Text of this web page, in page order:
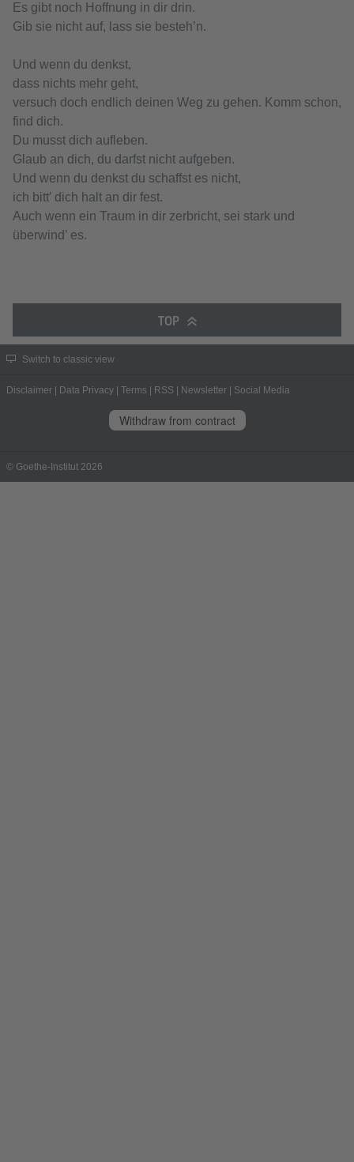
Es gibt noch Hoffnung in dir drin.
Gib sie nicht auf, lass sie besteh’n.
Und wenn du denkst,
dass nichts mehr geht,
versuch doch endlich deinen Weg zu gehen. Komm schon,
find dich.
Du musst dich aufleben.
Glaub an dich, du darfst nicht aufgeben.
Und wenn du denkst du schaffst es nicht,
ich bitt’ dich halt an dir fest.
Auch wenn ein Traum in dir zerbricht, sei stark und
überwind’ es.
TOP
Switch to classic view
Disclaimer Data Privacy Terms RSS Newsletter Social Media
Withdraw from contract
© Goethe-Institut 2026